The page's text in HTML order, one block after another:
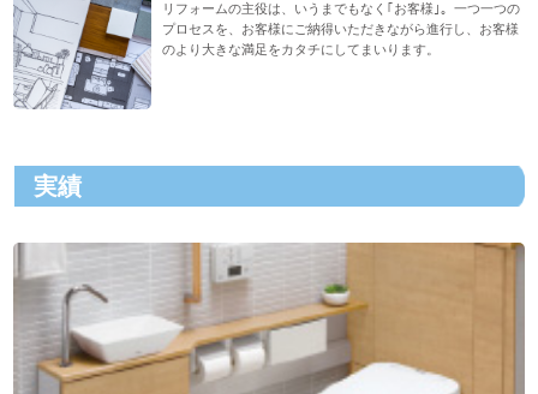
リフォームの主役は、いうまでもなく｢お客様｣。一つ一つの
プロセスを、お客様にご納得いただきながら進行し、お客様
のより大きな満足をカタチにしてまいります。
実績